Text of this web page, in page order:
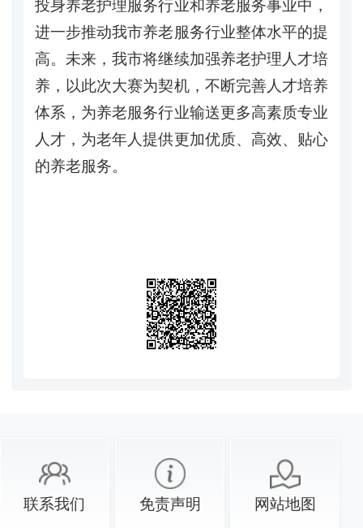
投身养老护理服务行业和养老服务事业中，
进一步推动我市养老服务行业整体水平的提
高。未来，我市将继续加强养老护理人才培
养，以此次大赛为契机，不断完善人才培养
体系，为养老服务行业输送更多高素质专业
人才，为老年人提供更加优质、高效、贴心
的养老服务。
联系我们 免责声明 网站地图